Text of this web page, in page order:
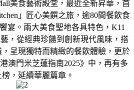
美食藝術殿堂，最近全新昇華，首
」匠心美饌之旅，逾80間餐飲食
宴。兩大美食聖地各具特色，K11
，從經典珍饈到創新現代風味，搭
呈現獨特而精緻的餐飲體驗，更於
澳門米芝蓮指南2025》中，再有多
，延續華麗篇章。